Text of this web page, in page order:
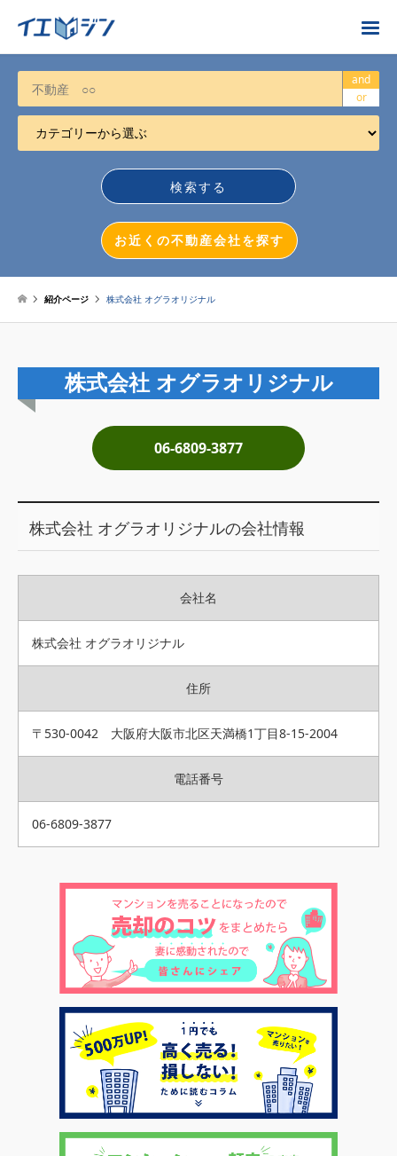
お近くの不動産会社を探す
カテゴリーから選ぶ
不動産売却
不動産投資
マンション売却
土地売却
税金について
運営会社
掲載受付窓口はこちら
and
or
お近くの不動産会社を探す
紹介ページ 株式会社 オグラオリジナル
株式会社 オグラオリジナル
06-6809-3877
株式会社 オグラオリジナルの会社情報
会社名
株式会社 オグラオリジナル
住所
〒530-0042 大阪府大阪市北区天満橋1丁目8-15-2004
電話番号
06-6809-3877